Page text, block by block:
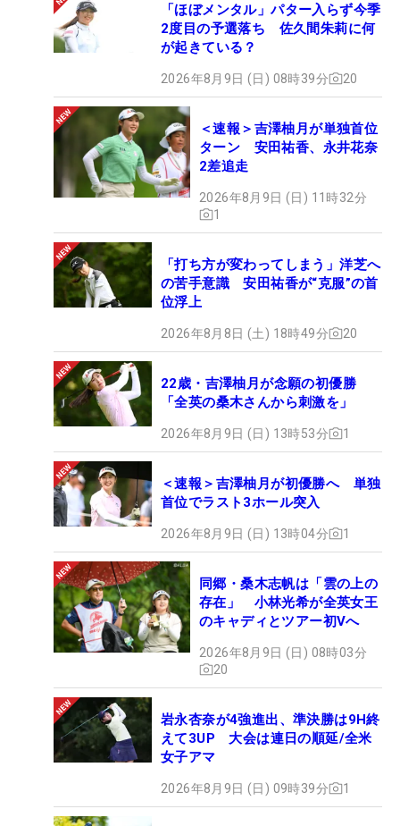
「ほぼメンタル」パター入らず今季
2度目の予選落ち 佐久間朱莉に何
が起きている？
2026年8月9日 (日) 08時39分 20
＜速報＞吉澤柚月が単独首位
ターン 安田祐香、永井花奈
2差追走
2026年8月9日 (日) 11時32分
1
「打ち方が変わってしまう」洋芝へ
の苦手意識 安田祐香が“克服”の首
位浮上
2026年8月8日 (土) 18時49分 20
22歳・吉澤柚月が念願の初優勝
「全英の桑木さんから刺激を」
2026年8月9日 (日) 13時53分 1
＜速報＞吉澤柚月が初優勝へ 単独
首位でラスト3ホール突入
2026年8月9日 (日) 13時04分 1
同郷・桑木志帆は「雲の上の
存在」 小林光希が全英女王
のキャディとツアー初Vへ
2026年8月9日 (日) 08時03分
20
岩永杏奈が4強進出、準決勝は9H終
えて3UP 大会は連日の順延/全米
女子アマ
2026年8月9日 (日) 09時39分 1